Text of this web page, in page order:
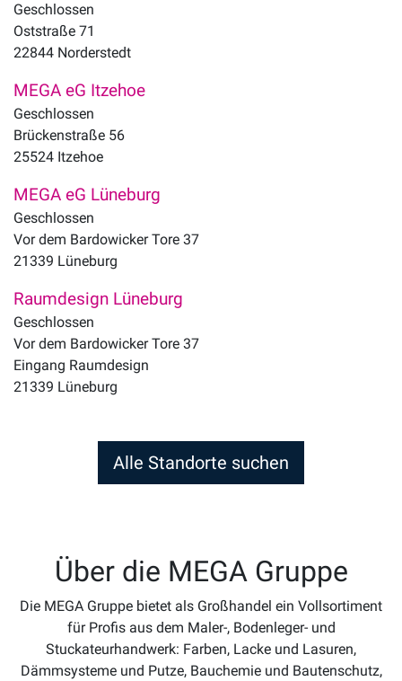
Geschlossen
Oststraße 71
22844 Norderstedt
MEGA eG Itzehoe
Geschlossen
Brückenstraße 56
25524 Itzehoe
MEGA eG Lüneburg
Geschlossen
Vor dem Bardowicker Tore 37
21339 Lüneburg
Raumdesign Lüneburg
Geschlossen
Vor dem Bardowicker Tore 37
Eingang Raumdesign
21339 Lüneburg
Alle Standorte suchen
Über die MEGA Gruppe
Die MEGA Gruppe bietet als Großhandel ein Vollsortiment
für Profis aus dem Maler-, Bodenleger- und
Stuckateurhandwerk: Farben, Lacke und Lasuren,
Dämmsysteme und Putze, Bauchemie und Bautenschutz,